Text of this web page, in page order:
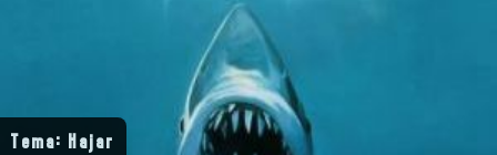
Tema: Hajar